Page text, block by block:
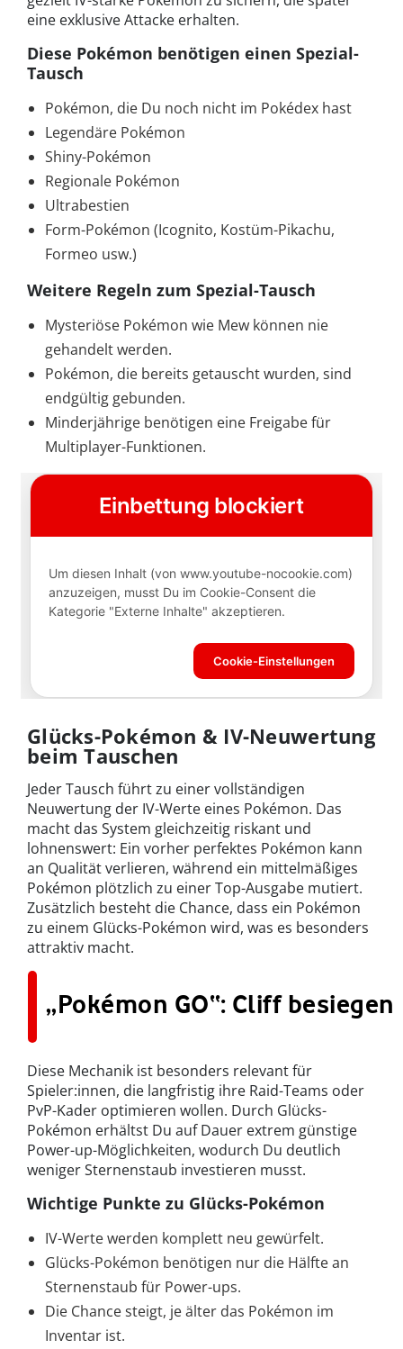
eine exklusive Attacke erhalten.
Diese Pokémon benötigen einen Spezial-
Tausch
Pokémon, die Du noch nicht im Pokédex hast
Legendäre Pokémon
Shiny-Pokémon
Regionale Pokémon
Ultrabestien
Form-Pokémon (Icognito, Kostüm-Pikachu,
Formeo usw.)
Weitere Regeln zum Spezial-Tausch
Mysteriöse Pokémon wie Mew können nie
gehandelt werden.
Pokémon, die bereits getauscht wurden, sind
endgültig gebunden.
Minderjährige benötigen eine Freigabe für
Multiplayer-Funktionen.
Glücks-Pokémon & IV-Neuwertung
beim Tauschen
Jeder Tausch führt zu einer vollständigen
Neuwertung der IV-Werte eines Pokémon. Das
macht das System gleichzeitig riskant und
lohnenswert: Ein vorher perfektes Pokémon kann
an Qualität verlieren, während ein mittelmäßiges
Pokémon plötzlich zu einer Top-Ausgabe mutiert.
Zusätzlich besteht die Chance, dass ein Pokémon
zu einem Glücks-Pokémon wird, was es besonders
attraktiv macht.
„Pokémon GO“: Cliff besiegen
Diese Mechanik ist besonders relevant für
Spieler:innen, die langfristig ihre Raid-Teams oder
PvP-Kader optimieren wollen. Durch Glücks-
Pokémon erhältst Du auf Dauer extrem günstige
Power-up-Möglichkeiten, wodurch Du deutlich
weniger Sternenstaub investieren musst.
Wichtige Punkte zu Glücks-Pokémon
IV-Werte werden komplett neu gewürfelt.
Glücks-Pokémon benötigen nur die Hälfte an
Sternenstaub für Power-ups.
Die Chance steigt, je älter das Pokémon im
Inventar ist.